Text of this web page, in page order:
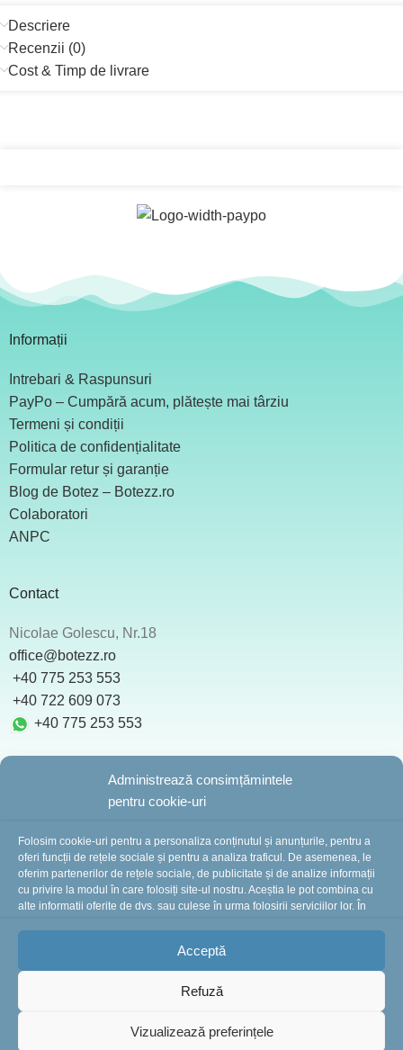
Administrează consimțămintele
pentru cookie-uri
Folosim cookie-uri pentru a personaliza conținutul și anunțurile, pentru a
oferi funcții de rețele sociale și pentru a analiza traficul. De asemenea, le
oferim partenerilor de rețele sociale, de publicitate și de analize informații
cu privire la modul în care folosiți site-ul nostru. Aceștia le pot combina cu
alte informații oferite de dvs. sau culese în urma folosirii serviciilor lor. În
Acceptă
Refuză
Vizualizează preferințele
Descriere
Recenzii (0)
Cost & Timp de livrare
Informații
Intrebari & Raspunsuri
PayPo – Cumpără acum, plătește mai târziu
Termeni și condiții
Politica de confidențialitate
Formular retur și garanție
Blog de Botez – Botezz.ro
Colaboratori
ANPC
Contact
Nicolae Golescu, Nr.18
office@botezz.ro
+40 775 253 553
‪ +40 722 609 073
+40 775 253 553
În perioada 10-16 august suntem în concediu.
procesate și expediate începând cu 18 august.
mulțumim pentru înțelegere și vă așteptăm cu drag!